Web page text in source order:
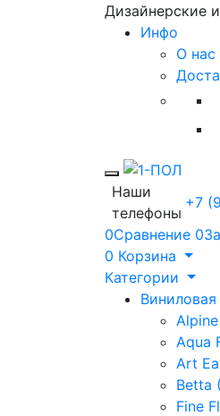
Дизайнерские
Инфо
О нас
Toggle mobile
Наши
телефоны
+7
0Сравнение 0
0 Корзина
Категории
Виниловая
Aqua
Art
Betta
Fine